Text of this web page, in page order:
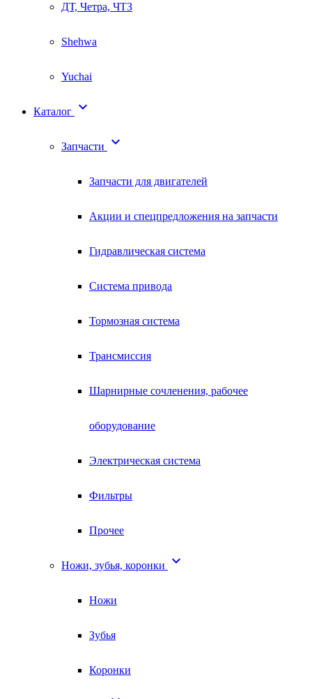
ДТ, Четра, ЧТЗ
Shehwa
Yuchai
Каталог 
Запчасти 
Запчасти для двигателей
Акции и спецпредложения на запчасти
Гидравлическая система
Система привода
Тормозная система
Трансмиссия
Шарнирные сочленения, рабочее
оборудование
Электрическая система
Фильтры
Прочее
Ножи, зубья, коронки 
Ножи
Зубья
Коронки